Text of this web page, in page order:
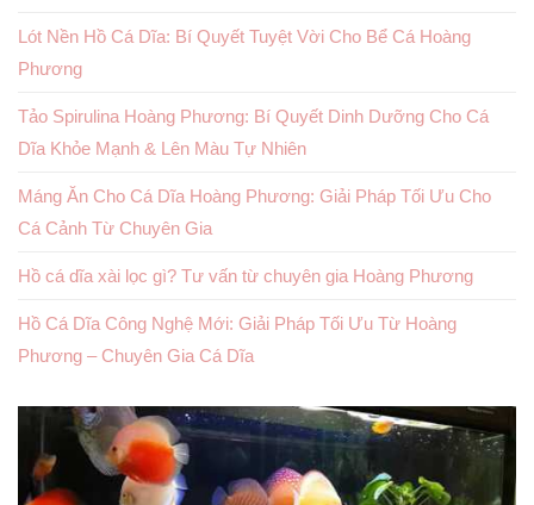
Lót Nền Hồ Cá Dĩa: Bí Quyết Tuyệt Vời Cho Bể Cá Hoàng
Phương
Tảo Spirulina Hoàng Phương: Bí Quyết Dinh Dưỡng Cho Cá
Dĩa Khỏe Mạnh & Lên Màu Tự Nhiên
Máng Ăn Cho Cá Dĩa Hoàng Phương: Giải Pháp Tối Ưu Cho
Cá Cảnh Từ Chuyên Gia
Hồ cá dĩa xài lọc gì? Tư vấn từ chuyên gia Hoàng Phương
Hồ Cá Dĩa Công Nghệ Mới: Giải Pháp Tối Ưu Từ Hoàng
Phương – Chuyên Gia Cá Dĩa